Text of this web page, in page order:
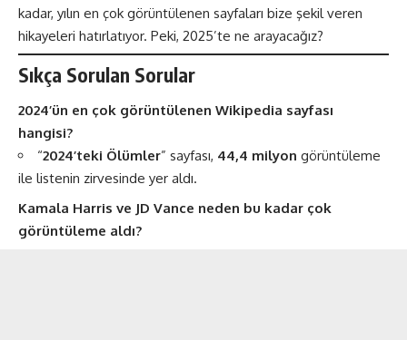
kadar, yılın en çok görüntülenen sayfaları bize şekil veren
hikayeleri hatırlatıyor. Peki, 2025’te ne arayacağız?
Sıkça Sorulan Sorular
2024’ün en çok görüntülenen Wikipedia sayfası
hangisi?
“2024’teki Ölümler” sayfası, 44,4 milyon görüntüleme
ile listenin zirvesinde yer aldı​​.
Kamala Harris ve JD Vance neden bu kadar çok
görüntüleme aldı?